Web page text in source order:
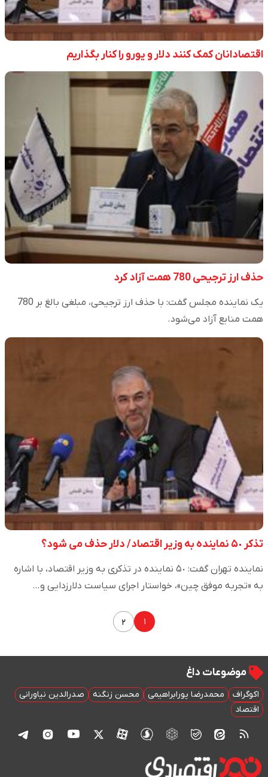
اقتصادانان کمک کنند دلار و یورو را کنار بگذاریم
حذف ارز ترجیحی 780 همت آزاد کرد
یک نماینده مجلس گفت: با حذف ارز ترجیحی، مبلغی بالغ بر 780
همت منابع آزاد می‌شود.
تذکر ۵٠ نماینده به وزیر اقتصاد/ دلار حذف می شود؟
نماینده تهران گفت: ۵٠ نماینده در تذکری به وزیر اقتصاد‌، با اشاره
به «تجربه موفق چین»، خواستار اجرای سیاست دلارزدایی و…
۱ ۲
موضوعات داغ
اکوگراف محمدرضا پورابراهیمی محسن زنگنه
صدرالدین نیاورانی
اقتصاد